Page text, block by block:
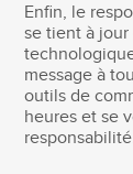
Enfin, le
se tient à
message à
outils de
heures et se